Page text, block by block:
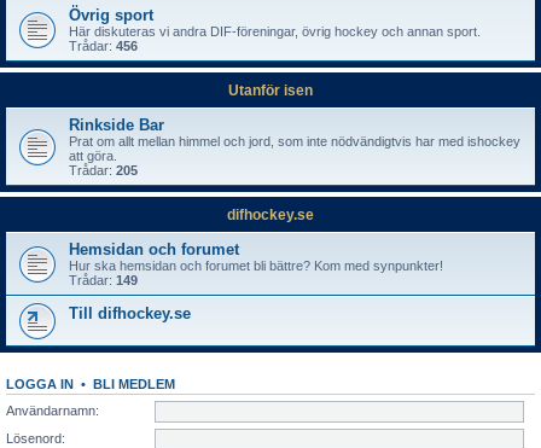
Övrig sport
Här diskuteras vi andra DIF-föreningar, övrig hockey och annan sport.
Trådar: 456
Utanför isen
Rinkside Bar
Prat om allt mellan himmel och jord, som inte nödvändigtvis har med ishockey
att göra.
Trådar: 205
difhockey.se
Hemsidan och forumet
Hur ska hemsidan och forumet bli bättre? Kom med synpunkter!
Trådar: 149
Till difhockey.se
LOGGA IN • BLI MEDLEM
Användarnamn:
Lösenord: